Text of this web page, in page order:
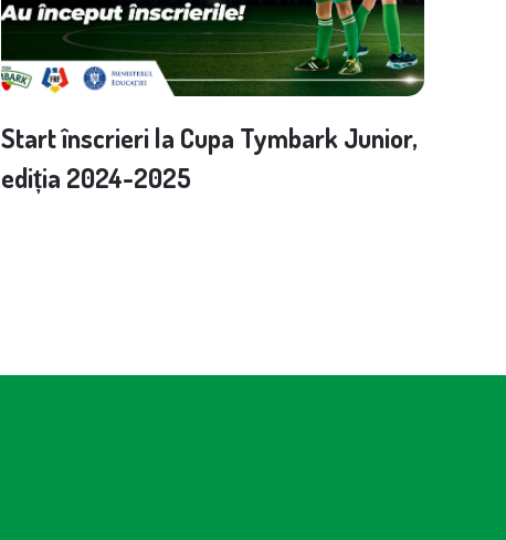
Start înscrieri la Cupa Tymbark Junior,
ediția 2024-2025